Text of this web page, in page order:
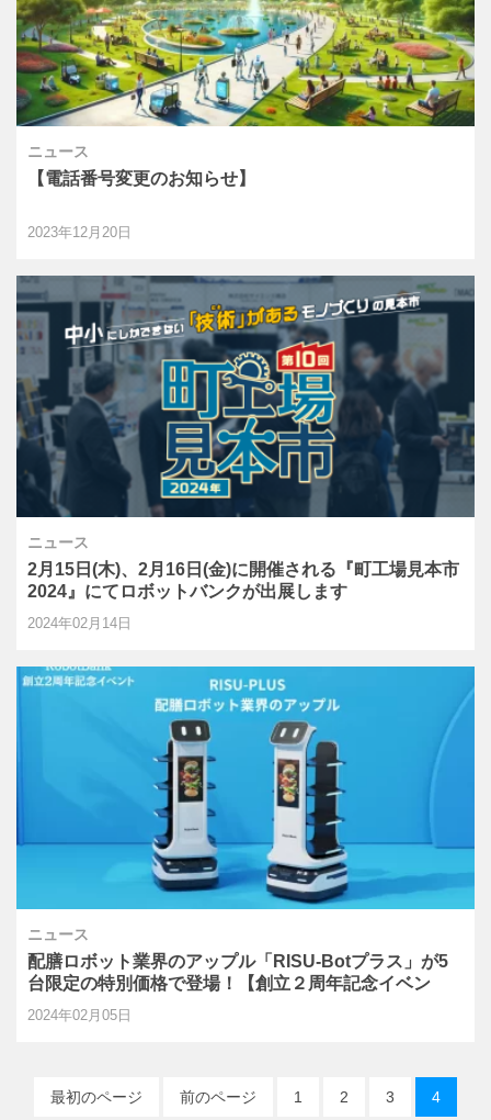
ニュース
【電話番号変更のお知らせ】
2023年12月20日
ニュース
2月15日(木)、2月16日(金)に開催される『町工場見本市
2024』にてロボットバンクが出展します
2024年02月14日
ニュース
配膳ロボット業界のアップル「RISU-Botプラス」が5
台限定の特別価格で登場！【創立２周年記念イベン
ト】
2024年02月05日
最初のページ 前のページ 1 2 3 4